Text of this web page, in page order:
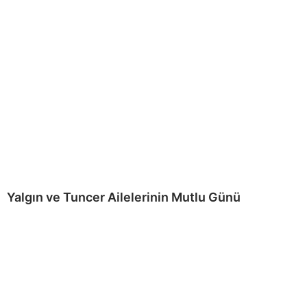
Yalgın ve Tuncer Ailelerinin Mutlu Günü